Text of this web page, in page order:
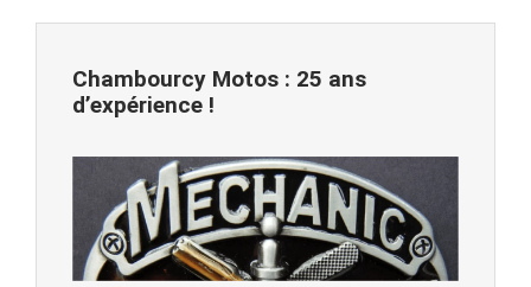
Chambourcy Motos : 25 ans
d’expérience !